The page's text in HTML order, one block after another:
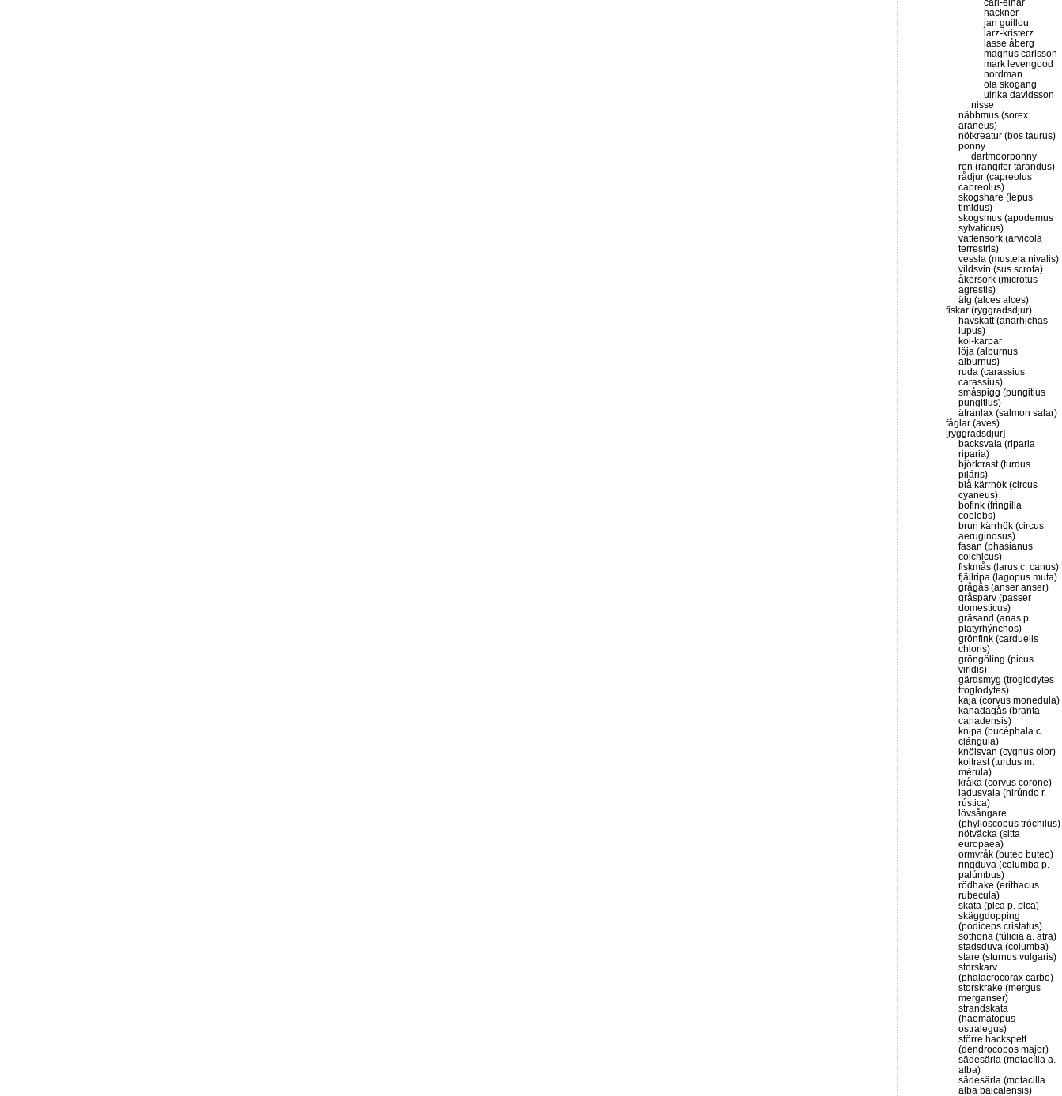
carl-einar
häckner
jan guillou
larz-kristerz
lasse åberg
magnus carlsson
mark levengood
nordman
ola skogäng
ulrika davidsson
nisse
näbbmus (sorex
araneus)
nötkreatur (bos taurus)
ponny
dartmoorponny
ren (rangifer tarandus)
rådjur (capreolus
capreolus)
skogshare (lepus
timidus)
skogsmus (apodemus
sylvaticus)
vattensork (arvicola
terrestris)
vessla (mustela nivalis)
vildsvin (sus scrofa)
åkersork (microtus
agrestis)
älg (alces alces)
fiskar (ryggradsdjur)
havskatt (anarhichas
lupus)
koi-karpar
löja (alburnus
alburnus)
ruda (carassius
carassius)
småspigg (pungitius
pungitius)
ätranlax (salmon salar)
fåglar (aves)
[ryggradsdjur]
backsvala (riparia
riparia)
björktrast (turdus
piláris)
blå kärrhök (circus
cyaneus)
bofink (fringilla
coelebs)
brun kärrhök (circus
aeruginosus)
fasan (phasianus
colchicus)
fiskmås (larus c. canus)
fjällripa (lagopus muta)
grågås (anser anser)
gråsparv (passer
domesticus)
gräsand (anas p.
platyrhýnchos)
grönfink (carduelis
chloris)
gröngöling (picus
viridis)
gärdsmyg (troglodytes
troglodytes)
kaja (corvus monedula)
kanadagås (branta
canadensis)
knipa (bucéphala c.
clángula)
knölsvan (cygnus olor)
koltrast (turdus m.
mérula)
kråka (corvus corone)
ladusvala (hirúndo r.
rústica)
lövsångare
(phylloscopus tróchilus)
nötväcka (sitta
europaea)
ormvråk (buteo buteo)
ringduva (columba p.
palúmbus)
rödhake (erithacus
rubecula)
skata (pica p. pica)
skäggdopping
(podiceps cristatus)
sothöna (fúlicia a. atra)
stadsduva (columba)
stare (sturnus vulgaris)
storskarv
(phalacrocorax carbo)
storskrake (mergus
merganser)
strandskata
(haematopus
ostralegus)
större hackspett
(dendrocopos major)
sädesärla (motacílla a.
alba)
sädesärla (motacilla
alba baicalensis)